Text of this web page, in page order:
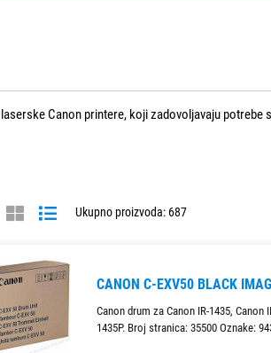
Canon printere, koji zadovoljavaju
tonere visoke kvalitete koji nisu originalni,
modele kao što su:
- vaš pouzdani partner za sve potrebe Canon
Ukupno proizvoda: 687
CANON C-EXV50 BLACK
Canon drum za Canon IR-1435, Canon
1435P. Broj stranica: 35500 Oznake: